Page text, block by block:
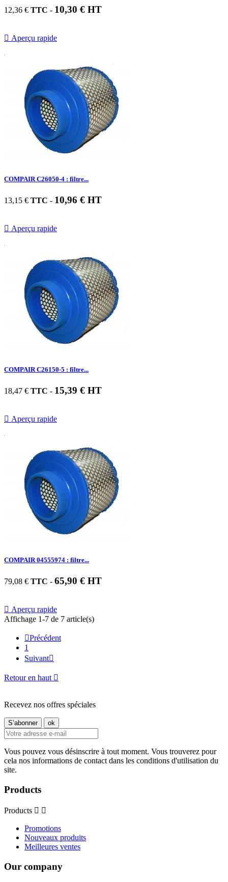
12,36 € TTC - 10,30 € HT
 Aperçu rapide
COMPAIR C26050-4 : filtre...
13,15 € TTC - 10,96 € HT
 Aperçu rapide
COMPAIR C26150-5 : filtre...
18,47 € TTC - 15,39 € HT
 Aperçu rapide
COMPAIR 04555974 : filtre...
79,08 € TTC - 65,90 € HT
 Aperçu rapide
Affichage 1-7 de 7 article(s)
Précédent
1
Suivant
Retour en haut 
Recevez nos offres spéciales
Vous pouvez vous désinscrire à tout moment. Vous trouverez pour
cela nos informations de contact dans les conditions d'utilisation du
site.
Products
Products  
Promotions
Nouveaux produits
Meilleures ventes
Our company